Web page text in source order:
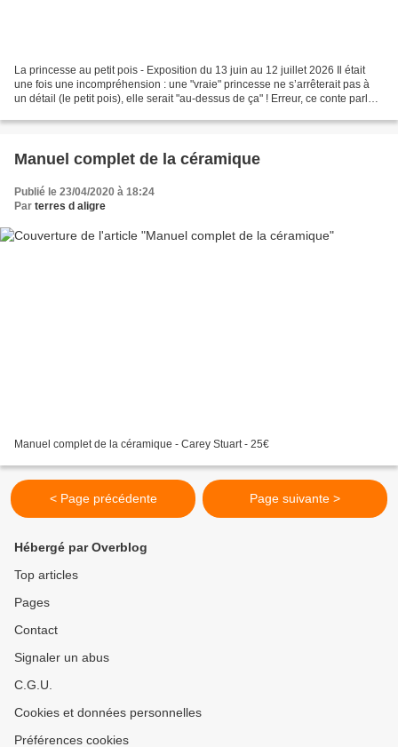
La princesse au petit pois - Exposition du 13 juin au 12 juillet 2026 Il était
une fois une incompréhension : une "vraie" princesse ne s’arrêterait pas à
un détail (le petit pois), elle serait "au-dessus de ça" ! Erreur, ce conte parle
Manuel complet de la céramique
Publié le 23/04/2020 à 18:24
Par terres d aligre
Manuel complet de la céramique - Carey Stuart - 25€
< Page précédente Page suivante >
Hébergé par Overblog
Top articles
Pages
Contact
Signaler un abus
C.G.U.
Cookies et données personnelles
Préférences cookies